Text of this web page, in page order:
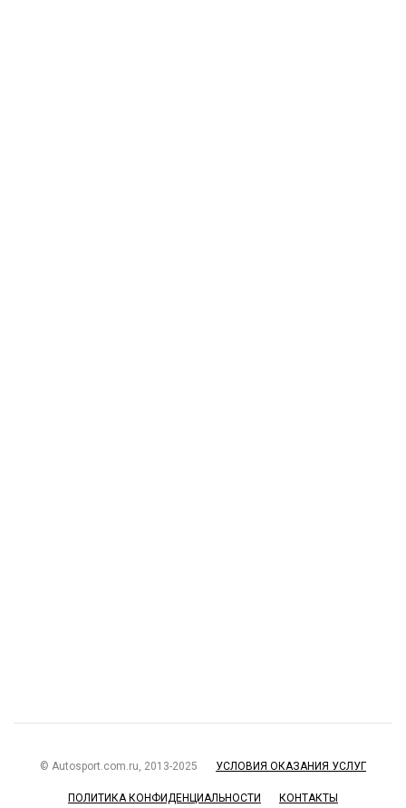
© Autosport.com.ru, 2013-2025 УСЛОВИЯ ОКАЗАНИЯ УСЛУГ
ПОЛИТИКА КОНФИДЕНЦИАЛЬНОСТИ КОНТАКТЫ